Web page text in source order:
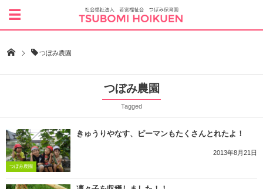
つぼみ農園
つぼみ農園
Tagged
つぼみ農園
きゅうりやなす、ピーマンもたくさんとれたよ！
2013年8月21日